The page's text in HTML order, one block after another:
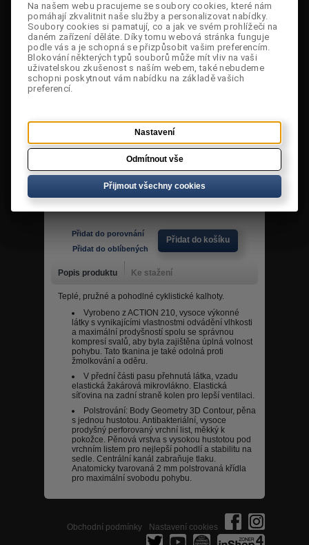
Cena: 990 Kč
Dostupnost: Jen 1 skladem
Původní
cena:
2 199 Kč
Sleva: 55,0 %
Přidat do porovnání
Přidat do oblíbených
Přidat do košíku
Popis produktu Ke stažení
Teplé, pružné a pohodlné cyklistické kalhoty.
Vyrobeno z ACTION 210, vysoce výkonné
látky s vynikajícími vlastnostmi odvádění vlhkosti
a maximální prodyšností spolu se správnou
kompresí svalů, aby byla zajištěna úplná volnost
pohybu. Tato tkanina je také odolná proti
žmolkování a oděru.
V přední části pasu přehnutá látka, vzadu
elastická žakárová mikrovlákno. Elastická
síťovina na zadní straně kolen pro lepší ventilaci.
Polstrování: Body Geometry 3D Contour, pěna
s jednou hustotou. Antibakteriální, vysoce
prodyšný perforovaný vrchní list, měkký k
pokožce. Pěnová vrstva s vysokou hustotou pod
vrchním listem pro nejlepší pohodlí a stabilitu na
sedle. Centrální kanál zabraňuje tlaku.
Anatomicky tvarovaná 2 mm polstrovaná křídla
pro maximální svobodu pohybu.
Na našem webu pracujeme se soubory cookies, které nám
pomáhají zkvalitnit naše služby a personalizovat nabídky.
Soubory cookies si pamatují, co a jak ve svém prohlížeči na
daném zařízení děláte. Díky tomu webová stránka funguje
podle vás a je schopná se přizpůsobit vašim preferencím.
Blokování některých typů souborů může mít vliv na vaši
uživatelskou zkušenost s naším webem, také nebudeme
schopni poskytnout vám nabídku na základě vašich
preferencí.
Nastavení
Odmítnout vše
Přijmout všechny cookies
Na našem webu pracujeme se soubory cookies, které nám
pomáhají zkvalitnit naše služby a personalizovat nabídky.
Soubory cookies si pamatují, co a jak ve svém prohlížeči na
daném zařízení děláte. Díky tomu webová stránka funguje
podle vás a je schopná se přizpůsobit vašim preferencím.
Blokování některých typů souborů může mít vliv na vaši
uživatelskou zkušenost s naším webem, také nebudeme
schopni poskytnout vám nabídku na základě vašich
preferencí.
Nastavení
Odmítnout vše
Přijmout všechny cookies
Obchodní podmínky Nastavení cookies